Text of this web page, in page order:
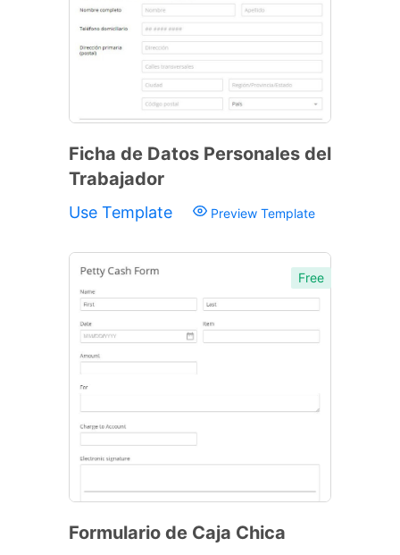
Ficha de Datos Personales del
Trabajador
Use Template Preview Template
Free
Formulario de Caja Chica